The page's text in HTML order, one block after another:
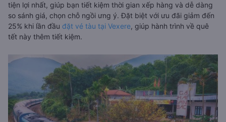
tiện lợi nhất, giúp bạn tiết kiệm thời gian xếp hàng và dễ dàng
so sánh giá, chọn chỗ ngồi ưng ý. Đặt biệt với ưu đãi giảm đến
25% khi lần đầu đặt vé tàu tại Vexere, giúp hành trình về quê
tết này thêm tiết kiệm.